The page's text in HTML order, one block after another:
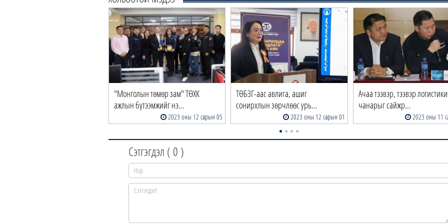
"Монголын төмөр зам" ТӨХК
ажлын бүтээмжийг нэ…
2023 оны 12 сарын 05
ТӨБЗГ-аас авлига, ашиг
сонирхлын зөрчлөөс урь…
2023 оны 12 сарын 01
Ачаа тээвэр, тээвэр
чанарыг сайжр…
2023 оны 11
Сэтгэгдэл ( 0 )